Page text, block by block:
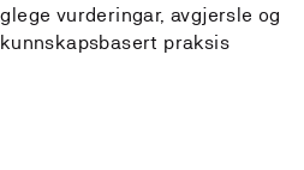
vurderingar, avgjersle og
praksis